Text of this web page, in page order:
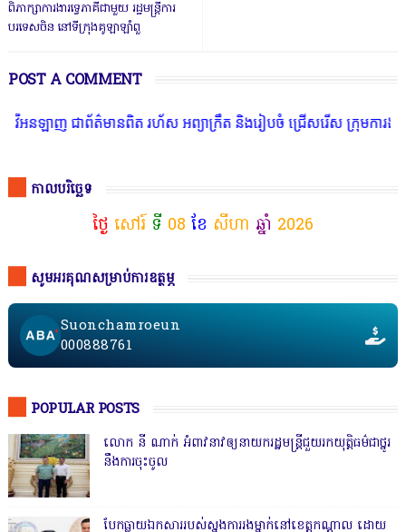
ពិភាក្សាការងារទ្វេភាគីជាមួយ រដ្ឋមន្ត្រីការ
បរទេសចិន នៅទីក្រុងគូឡាឡាំពួ
POST A COMMENT
ព័ត៌មានពិត រហ័ស អព្យាក្រឹត និងរៀបចំ ជ្រើសរើស ក្រុមការងារ នៅតាម
កាលបរិច្ឆេទ
ថ្ងៃ សៅរ៍ទី 08 ខែ សីហា ឆ្នាំ 2026
សូមអរគុណសម្រាប់ការឧត្ថម្ភ
Suonchamroeun
000888761
POPULAR POSTS
លោក នី ណាក់ អំពាវនាវឲ្យនាយករដ្ឋមន្ត្រីជួយរកយុត្តិធម៌ជាថ្នូរ
នឹងការចុះចូល
បែកធ្លាយឯកសាររបស់ស្នងការរងម្នាក់នៅខេត្តកណ្ដាល ដោយ